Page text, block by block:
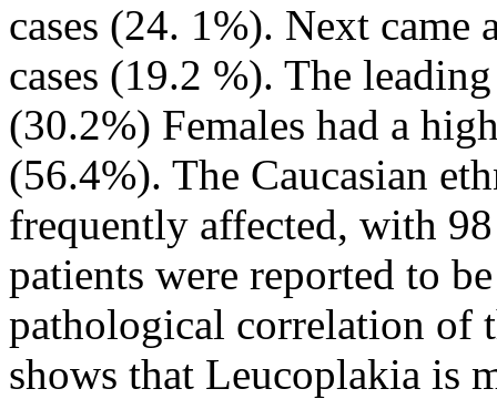
cases (24. 1%). Next came
cases (19.2 %). The
(30.2%) Females had a
(56.4%). The Caucasian
frequently affected, with
patients were reported to
pathological correlation of
shows that Leucoplakia is